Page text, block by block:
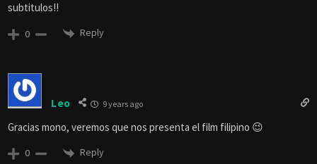
subtitulos!!
0 Reply
Leo 9 years ago
Gracias mono, veremos que nos presenta el film filipino 😉
0 Reply